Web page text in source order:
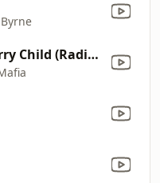
Don't You Worry Child (Radio Edit) [feat. John Martin]